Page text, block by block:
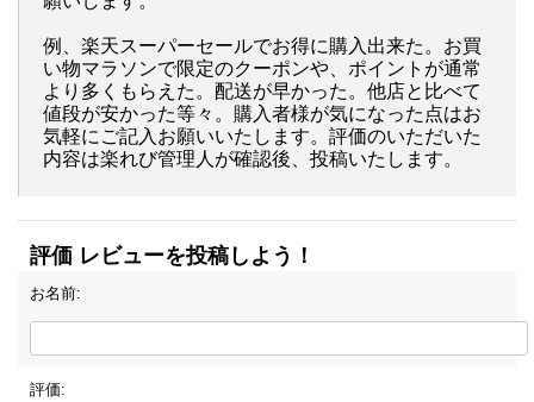
例、楽天スーパーセールでお得に購入出来た。お買
い物マラソンで限定のクーポンや、ポイントが通常
より多くもらえた。配送が早かった。他店と比べて
値段が安かった等々。購入者様が気になった点はお
気軽にご記入お願いいたします。評価のいただいた
内容は楽れび管理人が確認後、投稿いたします。
評価 レビューを投稿しよう！
お名前:
評価: